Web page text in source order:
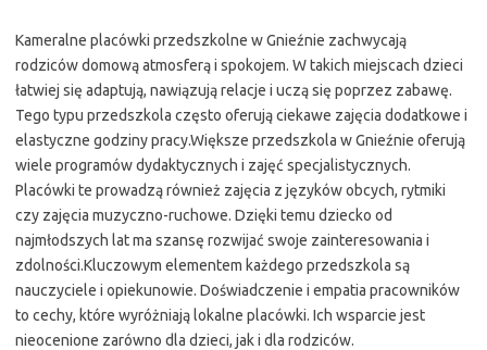
Kameralne placówki przedszkolne w Gnieźnie zachwycają
rodziców domową atmosferą i spokojem. W takich miejscach dzieci
łatwiej się adaptują, nawiązują relacje i uczą się poprzez zabawę.
Tego typu przedszkola często oferują ciekawe zajęcia dodatkowe i
elastyczne godziny pracy.Większe przedszkola w Gnieźnie oferują
wiele programów dydaktycznych i zajęć specjalistycznych.
Placówki te prowadzą również zajęcia z języków obcych, rytmiki
czy zajęcia muzyczno-ruchowe. Dzięki temu dziecko od
najmłodszych lat ma szansę rozwijać swoje zainteresowania i
zdolności.Kluczowym elementem każdego przedszkola są
nauczyciele i opiekunowie. Doświadczenie i empatia pracowników
to cechy, które wyróżniają lokalne placówki. Ich wsparcie jest
nieocenione zarówno dla dzieci, jak i dla rodziców.